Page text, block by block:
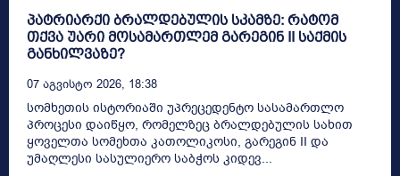
პატრიარქი ბრალდებულის სკამზე: რატომ
თქვა უარი მოსამართლემ გარეგინ II საქმის
განხილვაზე?
07 Აგვისტო 2026, 18:38
სომხეთის ისტორიაში უპრეცედენტო სასამართლო
პროცესი დაიწყო, რომელზეც ბრალდებულის სახით
ყოველთა სომეხთა კათოლიკოსი, გარეგინ II და
უმაღლესი სასულიერო საბჭოს კიდევ...